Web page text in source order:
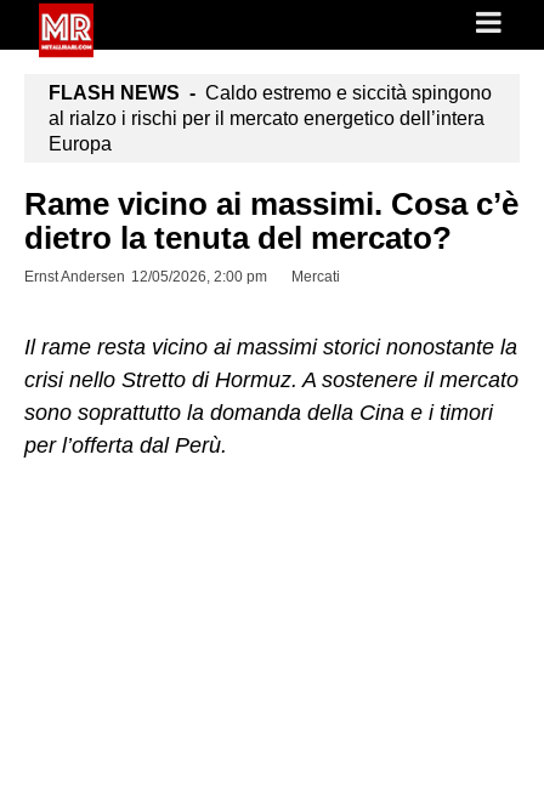
FLASH NEWS - Caldo estremo e siccità spingono
al rialzo i rischi per il mercato energetico dell’intera
Europa
Rame vicino ai massimi. Cosa c’è
dietro la tenuta del mercato?
Ernst Andersen 12/05/2026, 2:00 pm Mercati
Il rame resta vicino ai massimi storici nonostante la
crisi nello Stretto di Hormuz. A sostenere il mercato
sono soprattutto la domanda della Cina e i timori
per l’offerta dal Perù.